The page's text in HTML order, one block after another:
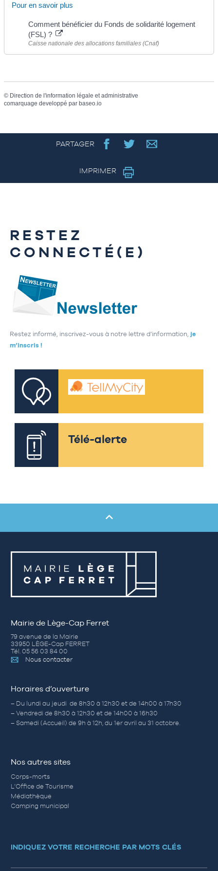
Pour en savoir plus
Comment bénéficier du Fonds de solidarité logement
(FSL) ?
Caisse nationale des allocations familiales (Cnaf)
© Direction de l'information légale et administrative
comarquage developpé par baseo.io
PARTAGER
IMPRIMER
RESTEZ
CONNECTÉ(E)
Restez informé, inscrivez-vous à notre lettre d’information, je
m’inscris !
Télé-alerte
Mairie de Lège-Cap Ferret
79 avenue de la Mairie
33950 LÈGE-Cap FERRET
Tél. 05 56 03 84 00
Nous contacter
Horaires d’ouverture
– Du lundi au jeudi de 8h30 à 12h30 et de 14h00 à 17h30
– Vendredi de 8h30 à 12h30 et de 14h00 à 16h30
– Samedi (Accueil) de 9h à 12h, du 1er avril au 31 octobre.
Nos autres sites
Corps-morts
L’Office de Tourisme
Médiathèque
Camping municipal
INDIQUEZ VOTRE RECHERCHE PAR MOTS CLÉS